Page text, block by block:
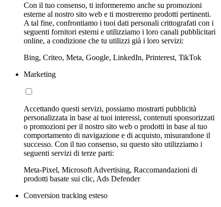
Con il tuo consenso, ti informeremo anche su promozioni
esterne al nostro sito web e ti mostreremo prodotti pertinenti.
A tal fine, confrontiamo i tuoi dati personali crittografati con i
seguenti fornitori esterni e utilizziamo i loro canali pubblicitari
online, a condizione che tu utilizzi già i loro servizi:
Bing, Criteo, Meta, Google, LinkedIn, Printerest, TikTok
Marketing
Accettando questi servizi, possiamo mostrarti pubblicità
personalizzata in base ai tuoi interessi, contenuti sponsorizzati
o promozioni per il nostro sito web o prodotti in base al tuo
comportamento di navigazione e di acquisto, misurandone il
successo. Con il tuo consenso, su questo sito utilizziamo i
seguenti servizi di terze parti:
Meta-Pixel, Microsoft Advertising, Raccomandazioni di
prodotti basate sui clic, Ads Defender
Conversion tracking esteso